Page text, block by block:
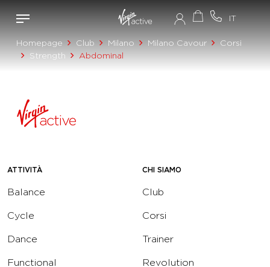
Homepage Club Milano Milano Cavour
Corsi
Strength
Abdominal
ATTIVITÀ
Balance
Cycle
Dance
Functional
CHI SIAMO
Club
Corsi
Trainer
Revolution